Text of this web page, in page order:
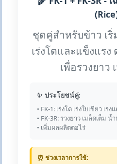
ชุดคู่สำหรับข้าว เริ่
เร่งโตและแข็งแรง
เพื่อรวงยาว
✨ ประโยชน์คู่:
• FK-1: เร่งโต เร่งใบเขียว เร่ง
• FK-3R: รวงยาว เมล็ดเต็ม น้
• เพิ่มผลผลิตต่อไร่
⏰ ช่วงเวลาการใช้: